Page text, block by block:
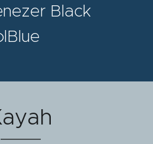
Black